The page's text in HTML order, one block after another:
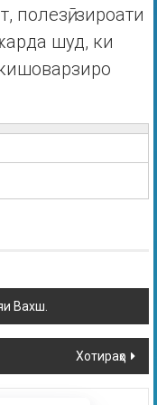
полезӣ, зироати
шуд, ки
Вахш.
Хотираҳо